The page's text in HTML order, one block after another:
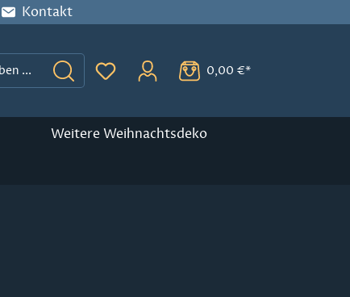
Kontakt
Du hast 0 Produkte auf dem
0,00 €*
Weitere Weihnachtsdeko